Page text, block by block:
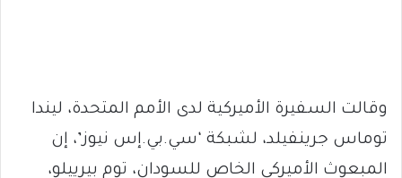
وقالت السفيرة الأميركية لدى الأمم المتحدة، ليندا
توماس جرينفيلد، لشبكة ‘سي.بي.إس نيوز’، إن
المبعوث الأميركي الخاص للسودان، توم بيرييلو،